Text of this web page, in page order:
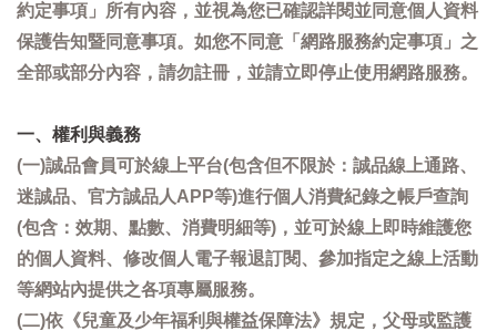
約定事項」所有內容，並視為您已確認詳閱並同意個人資料
保護告知暨同意事項。如您不同意「網路服務約定事項」之
全部或部分內容，請勿註冊，並請立即停止使用網路服務。
一、權利與義務
(一)誠品會員可於線上平台(包含但不限於：誠品線上通路、
迷誠品、官方誠品人APP等)進行個人消費紀錄之帳戶查詢
(包含：效期、點數、消費明細等)，並可於線上即時維護您
的個人資料、修改個人電子報退訂閱、參加指定之線上活動
等網站內提供之各項專屬服務。
(二)依《兒童及少年福利與權益保障法》規定，父母或監護